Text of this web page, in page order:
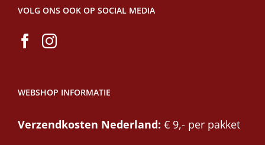
VOLG ONS OOK OP SOCIAL MEDIA
WEBSHOP INFORMATIE
Verzendkosten Nederland: € 9,- per pakket